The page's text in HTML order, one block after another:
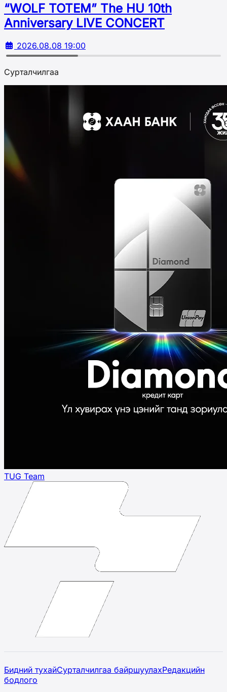
“WOLF TOTEM” The HU 10th
Аnniversary LIVE CONCERT
2026.08.08 19:00
Сурталчилгаа
TUG Team
Бидний тухайСурталчилгаа байршуулахРедакцийн
бодлого